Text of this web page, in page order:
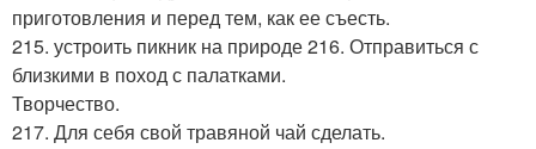
приготовления и перед тем, как ее съесть.
215. устроить пикник на природе 216. Отправиться с
близкими в поход с палатками.
Творчество.
217. Для себя свой травяной чай сделать.